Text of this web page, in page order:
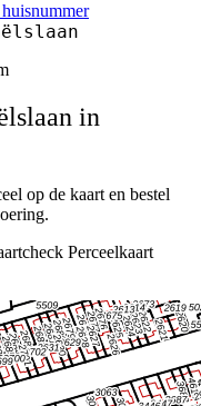
in
op de kaart en bestel
Perceelkaart